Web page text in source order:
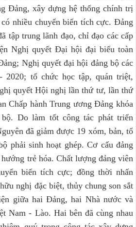
Đảng, xây dựng hệ thống chính trị
nhiều chuyển biến tích cực. Đảng
tập trung lãnh đạo, chỉ đạo các cấp
Nghị quyết Đại hội đại biểu toàn
Nghị quyết đại hội đảng bộ các
2020; tổ chức học tập, quán triệt,
quyết Hội nghị lần thứ tư, lần thứ
Chấp hành Trung ương Đảng khóa
Do làm tốt công tác phát triển
đã giảm được 19 xóm, bản, tổ
phải sinh hoạt ghép. Cơ cấu đảng
trẻ hóa. Chất lượng đảng viên
biến tích cực; đồng thời nhấn
nghị đặc biệt, thủy chung son sắt
giữa hai Đảng, hai Nhà nước và
Nam - Lào. Hai bên đã cùng nhau